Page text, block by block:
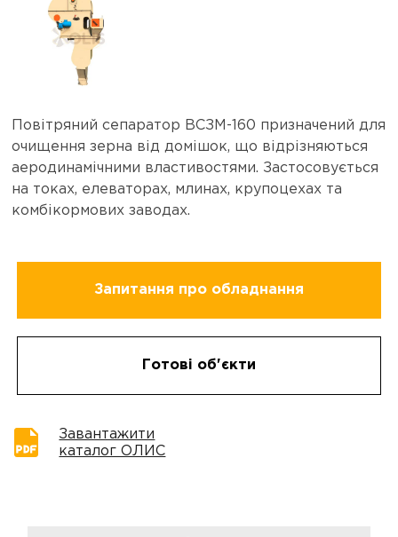
Повітряний сепаратор ВСЗМ-160 призначений для
очищення зерна від домішок, що відрізняються
аеродинамічними властивостями. Застосовується
на токах, елеваторах, млинах, крупоцехах та
комбікормових заводах.
Запитання про обладнання
Готові об'єкти
Завантажити
каталог ОЛИС